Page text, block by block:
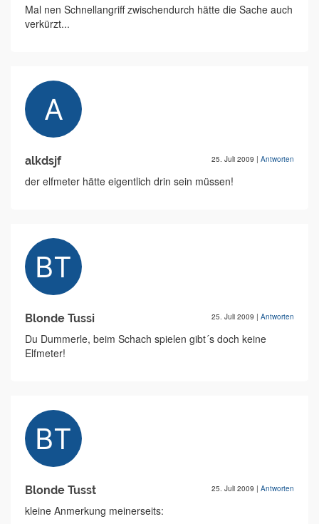
Mal nen Schnellangriff zwischendurch hätte die Sache auch
verkürzt...
alkdsjf 25. Juli 2009 | Antworten
der elfmeter hätte eigentlich drin sein müssen!
Blonde Tussi 25. Juli 2009 | Antworten
Du Dummerle, beim Schach spielen gibt´s doch keine
Elfmeter!
Blonde Tusst 25. Juli 2009 | Antworten
kleine Anmerkung meinerseits: